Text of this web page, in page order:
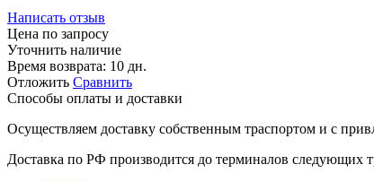
Написать отзыв
Цена по запросу
Уточнить наличие
Время возврата: 10 дн.
Отложить Сравнить
Способы оплаты и доставки
Осуществляем доставку собственным траспортом и с
Доставка по РФ производится до терминалов следующих